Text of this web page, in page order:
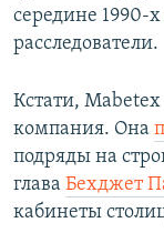
середине 1990-
расследователи.
Кстати,
компания. Она
подряды на
глава Бехджет
кабинеты